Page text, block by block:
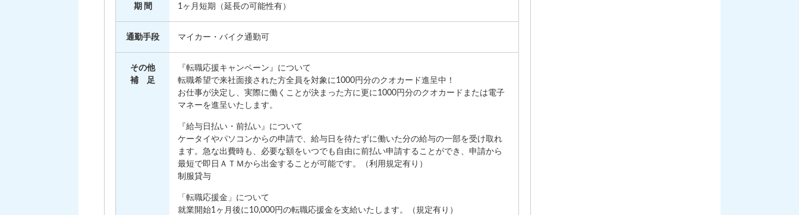
期 間 1ヶ月短期（延長の可能性有）
通勤手段 マイカー・バイク通勤可
その他
補 足
『転職応援キャンペーン』について
転職希望で来社面接された方全員を対象に1000円分のクオカード進呈中！
お仕事が決定し、実際に働くことが決まった方に更に1000円分のクオカードまたは電子
マネーを進呈いたします。
『給与日払い・前払い』について
ケータイやパソコンからの申請で、給与日を待たずに働いた分の給与の一部を受け取れ
ます。急な出費時も、必要な額をいつでも自由に前払い申請することができ、申請から
最短で即日ＡＴＭから出金することが可能です。（利用規定有り）
制服貸与
「転職応援金」について
就業開始1ヶ月後に10,000円の転職応援金を支給いたします。（規定有り）